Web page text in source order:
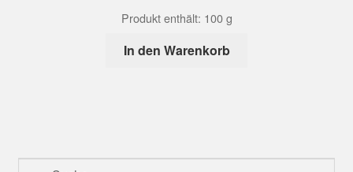
Produkt enthält: 100g
In den Warenkorb